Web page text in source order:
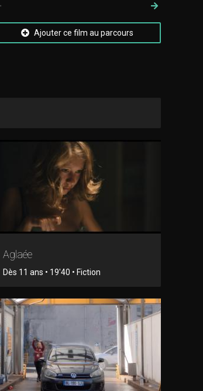
Suivant
Ajouter ce film au parcours
Aglaée
Dès 11 ans • 19'40 • Fiction